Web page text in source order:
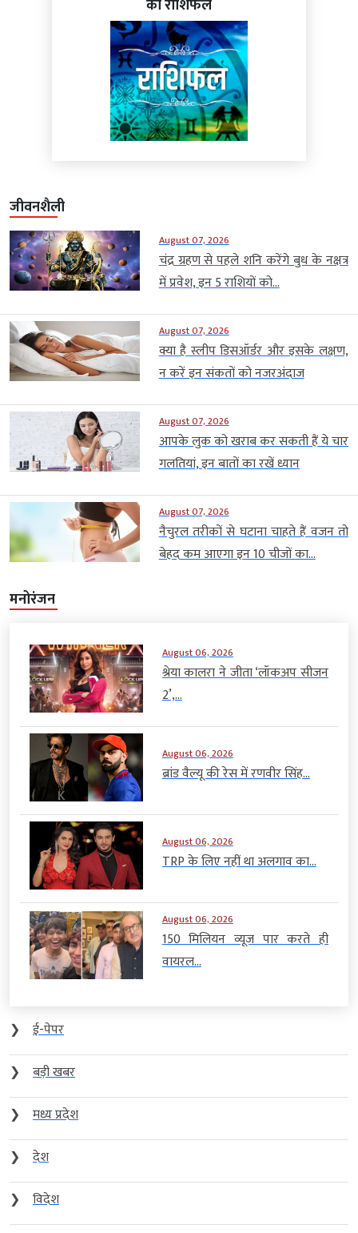
का राशिफल
जीवनशैली
August 07, 2026
चंद्र ग्रहण से पहले शनि करेंगे बुध के नक्षत्र
में प्रवेश, इन 5 राशियों को...
August 07, 2026
क्या है स्लीप डिसऑर्डर और इसके लक्षण,
न करें इन संकतों को नजरअंदाज
August 07, 2026
आपके लुक को खराब कर सकती हैं ये चार
गलतियां, इन बातों का रखें ध्यान
August 07, 2026
नैचुरल तरीकों से घटाना चाहते हैं वजन तो
बेहद कम आएगा इन 10 चीजों का...
मनोरंजन
August 06, 2026
श्रेया कालरा ने जीता ‘लॉकअप सीजन
2’,...
August 06, 2026
ब्रांड वैल्यू की रेस में रणवीर सिंह...
August 06, 2026
TRP के लिए नहीं था अलगाव का...
August 06, 2026
150 मिलियन व्यूज पार करते ही
वायरल...
❯
ई-पेपर
❯
बड़ी खबर
❯
मध्य प्रदेश
❯
देश
❯
विदेश